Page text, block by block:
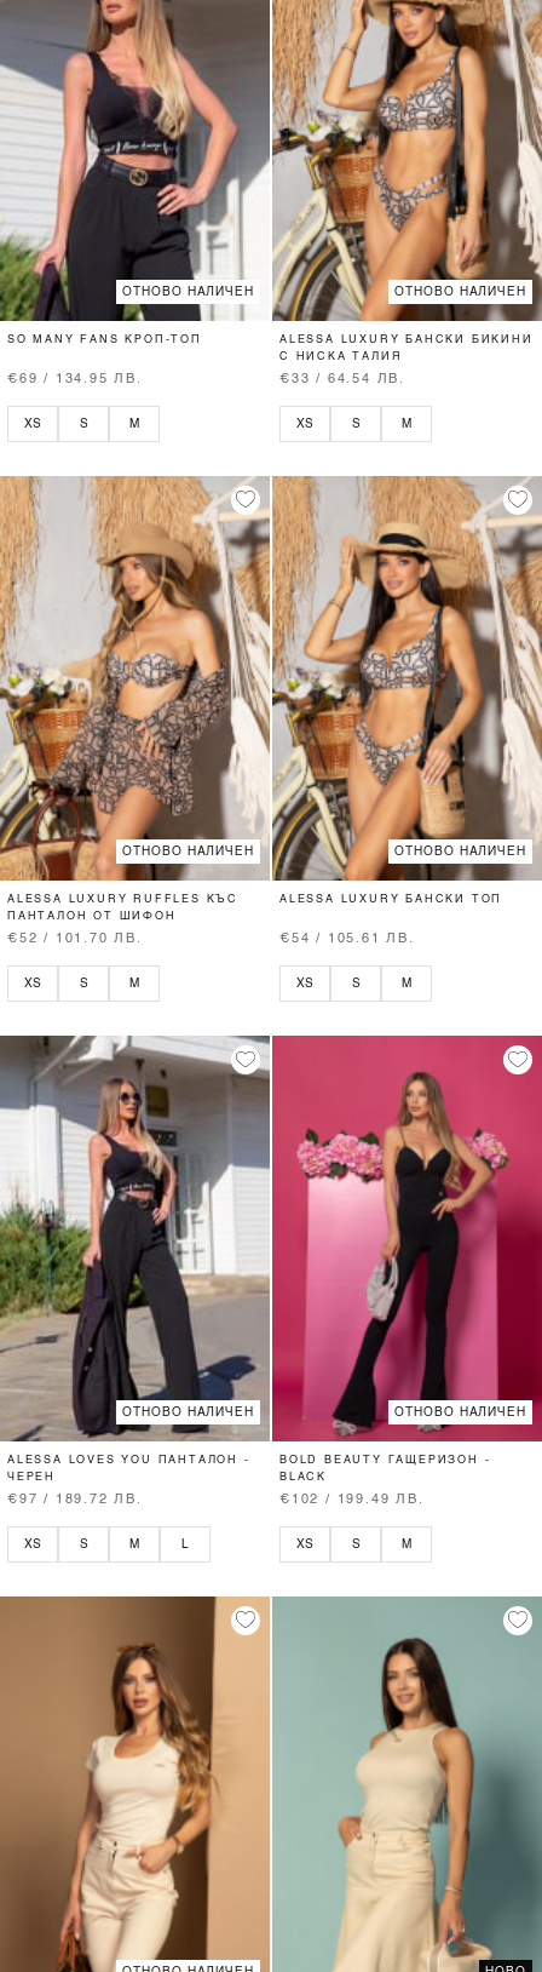
ОТНОВО НАЛИЧЕН
SO MANY FANS КРОП-ТОП
€69 / 134.95 ЛВ.
XS S M
ОТНОВО НАЛИЧЕН
ALESSA LUXURY БАНСКИ БИКИНИ
С НИСКА ТАЛИЯ
€33 / 64.54 ЛВ.
XS S M
ОТНОВО НАЛИЧЕН
ALESSA LUXURY RUFFLES КЪС
ПАНТАЛОН ОТ ШИФОН
€52 / 101.70 ЛВ.
XS S M
ОТНОВО НАЛИЧЕН
ALESSA LUXURY БАНСКИ ТОП
€54 / 105.61 ЛВ.
XS S M
ОТНОВО НАЛИЧЕН
ALESSA LOVES YOU ПАНТАЛОН -
ЧЕРЕН
€97 / 189.72 ЛВ.
XS S M
ОТНОВО НАЛИЧЕН
BOLD BEAUTY ГАЩЕРИЗОН -
BLACK
€102 / 199.49 ЛВ.
XS S M